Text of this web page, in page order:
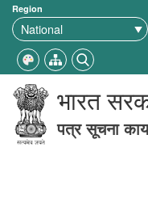
Region
भारत
पत्र सूचना